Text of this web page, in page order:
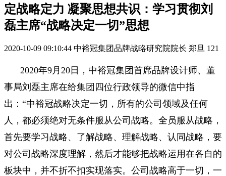
定战略定力 凝聚思想共识：学习贯彻刘
磊主席“战略决定一切”思想
2020-10-09 09:10:44 中裕冠集团品牌战略研究院院长 郑旦 121
2020年9月20日，中裕冠集团首席品牌设计师、董
事局刘磊主席在给集团四位行政领导的微信中指
出：“中裕冠战略决定一切，所有的公司领域及任何
人，都必须绝对无条件服从公司战略。全员服从战略，
首先要学习战略、了解战略、理解战略、认同战略，要
对公司战略深度理解，然后才能够把战略运用在各自的
板块中，并不折不扣实现落实。公司战略高于一切，一